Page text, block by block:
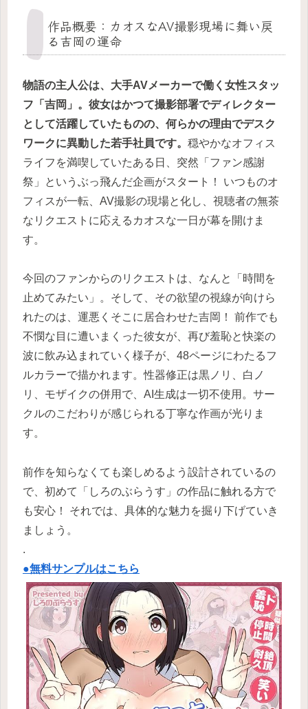
作品概要：カオスなAV撮影現場に舞い戻
る吉岡の運命
物語の主人公は、大手AVメーカーで働く女性スタッ
フ「吉岡」。彼女はかつて撮影部署でディレクター
として活躍していたものの、何らかの理由でデスク
ワークに異動した若手社員です。 穏やかなオフィス
ライフを満喫していたある日、突然「ファン感謝
祭」というぶっ飛んだ企画がスタート！ いつものオ
フィスが一転、AV撮影の現場と化し、視聴者の無茶
なリクエストに応えるカオスな一日が幕を開けま
す。
今回のファンからのリクエストは、なんと「時間を
止めてみたい」。そして、その欲望の視線が向けら
れたのは、運悪くそこに居合わせた吉岡！ 前作でも
不憫な目に遭いまくった彼女が、再び羞恥と快楽の
波に飲み込まれていく様子が、48ページにわたるフ
ルカラーで描かれます。性器修正は黒ノリ、白ノ
リ、モザイクの併用で、AI生成は一切不使用。サー
クルのこだわりが感じられる丁寧な作画が光りま
す。
前作を知らなくても楽しめるよう設計されているの
で、初めて「しろのぶらうす」の作品に触れる方で
も安心！ それでは、具体的な魅力を掘り下げていき
ましょう。
.
●無料サンプルはこちら